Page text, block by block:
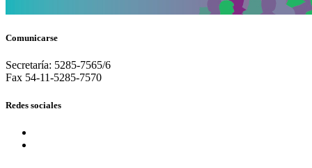
Comunicarse
Secretaría: 5285-7565/6
Fax 54-11-5285-7570
Redes sociales